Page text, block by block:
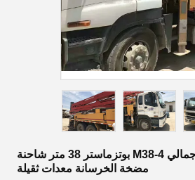
26000 كجم الوزن الإجمالي M38-4 بوتزماستر 38 متر شاحنة
مضخة الخرسانة معدات ثقيلة